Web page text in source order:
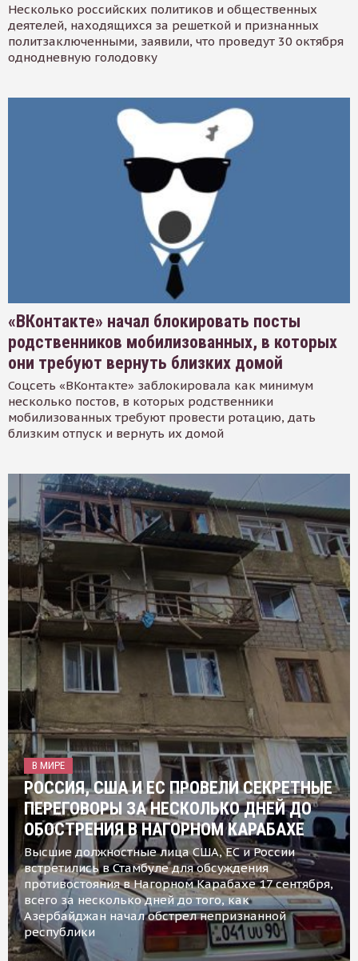
Несколько российских политиков и общественных
деятелей, находящихся за решеткой и признанных
политзаключенными, заявили, что проведут 30 октября
однодневную голодовку
«ВКонтакте» начал блокировать посты
родственников мобилизованных, в которых
они требуют вернуть близких домой
Соцсеть «ВКонтакте» заблокировала как минимум
несколько постов, в которых родственники
мобилизованных требуют провести ротацию, дать
близким отпуск и вернуть их домой
В МИРЕ
РОССИЯ, США И ЕС ПРОВЕЛИ СЕКРЕТНЫЕ
ПЕРЕГОВОРЫ ЗА НЕСКОЛЬКО ДНЕЙ ДО
ОБОСТРЕНИЯ В НАГОРНОМ КАРАБАХЕ
Высшие должностные лица США, ЕС и России
встретились в Стамбуле для обсуждения
противостояния в Нагорном Карабахе 17 сентября,
всего за несколько дней до того, как
Азербайджан начал обстрел непризнанной
республики